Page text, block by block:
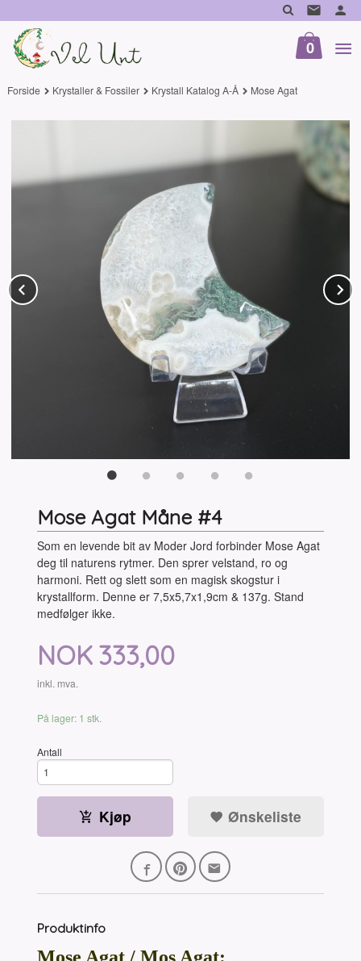
til
innholdet
0
Forside Krystaller & Fossiler Krystall Katalog A-Å Mose Agat
Prev
Mose Agat Måne #4
Som en levende bit av Moder Jord forbinder Mose Agat
deg til naturens rytmer. Den sprer velstand, ro og
harmoni. Rett og slett som en magisk skogstur i
krystallform. Denne er 7,5x5,7x1,9cm & 137g. Stand
medfølger ikke.
Pris
NOK 333,00
inkl. mva.
På lager: 1 stk.
Antall
Kjøp Ønskeliste
Produktinfo